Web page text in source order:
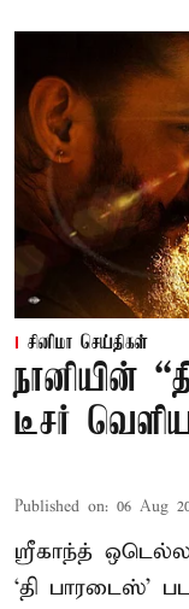
சினிமா செய்திகள்
நானியின்
டீசர்
Published on: 06 Aug
ஸ்ரீகாந்த்
‘தி பாரடைஸ்’